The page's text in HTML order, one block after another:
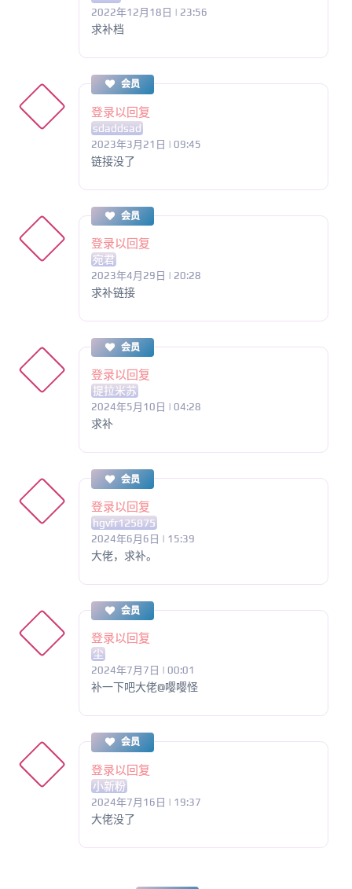
2022年12月18日 | 23:56
求补档
会员
登录以回复
sdaddsad
2023年3月21日 | 09:45
链接没了
会员
登录以回复
宛君
2023年4月29日 | 20:28
求补链接
会员
登录以回复
提拉米苏
2024年5月10日 | 04:28
求补
会员
登录以回复
hgvfr125875
2024年6月6日 | 15:39
大佬，求补。
会员
登录以回复
尘
2024年7月7日 | 00:01
补一下吧大佬@嘤嘤怪
会员
登录以回复
小新粉
2024年7月16日 | 19:37
大佬没了